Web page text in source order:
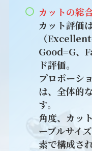
カットの総
カット評価
（
Good=G、
ド評価。
プロポーシ
は、全体的
す。
角度、カッ
ーブルサイ
素で構成さ